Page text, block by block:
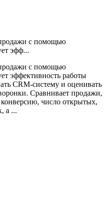
с помощью
эфф...
с помощью
эффективность работы
CRM-систему и оценивать
Сравнивает продажи,
число открытых,
а ...